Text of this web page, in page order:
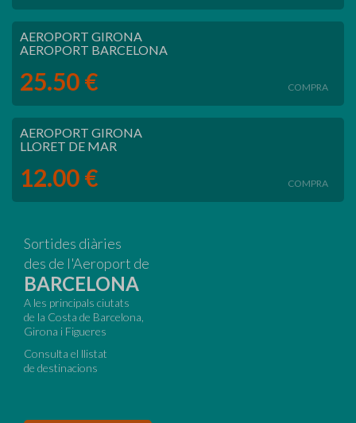
AEROPORT GIRONA
AEROPORT BARCELONA
25.50 € COMPRA
AEROPORT GIRONA
LLORET DE MAR
12.00 € COMPRA
Sortides diàries
des de l'Aeroport de
BARCELONA
A les principals ciutats
de la Costa de Barcelona,
Girona i Figueres
Consulta el llistat
de destinacions